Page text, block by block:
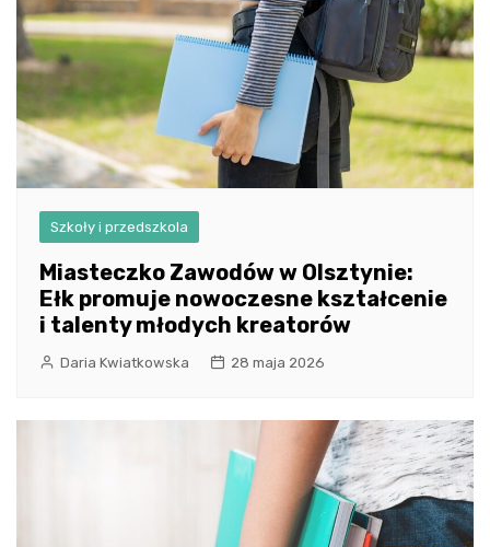
Szkoły i przedszkola
Miasteczko Zawodów w Olsztynie:
Ełk promuje nowoczesne kształcenie
i talenty młodych kreatorów
Daria Kwiatkowska 28 maja 2026